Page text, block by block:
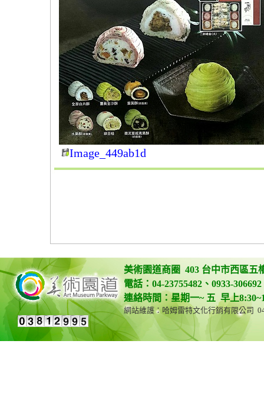
Image_449ab1d
美術園道商圈 403 台中市西區五
電話：04-23755482、0933-
連絡時間：星期一~ 五 早上
網站維護：哈姆雷特文化行銷有限公司